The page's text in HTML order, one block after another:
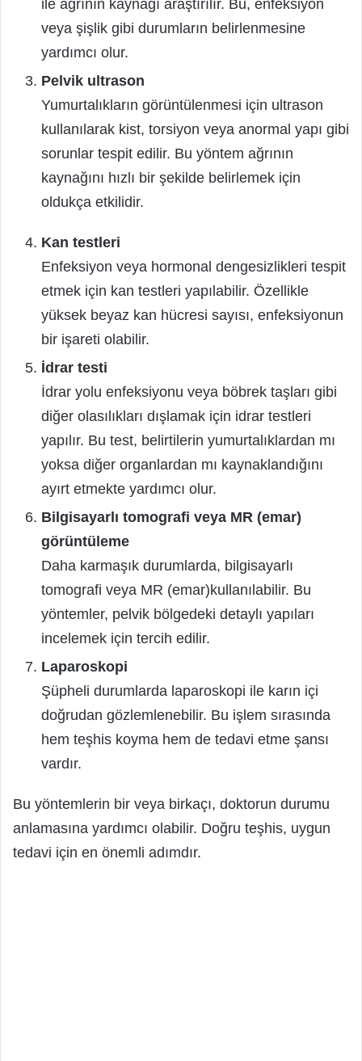
ile ağrının kaynağı araştırılır. Bu, enfeksiyon
veya şişlik gibi durumların belirlenmesine
yardımcı olur.
Pelvik ultrason
Yumurtalıkların görüntülenmesi için ultrason
kullanılarak kist, torsiyon veya anormal yapı gibi
sorunlar tespit edilir. Bu yöntem ağrının
kaynağını hızlı bir şekilde belirlemek için
oldukça etkilidir.
Kan testleri
Enfeksiyon veya hormonal dengesizlikleri tespit
etmek için kan testleri yapılabilir. Özellikle
yüksek beyaz kan hücresi sayısı, enfeksiyonun
bir işareti olabilir.
İdrar testi
İdrar yolu enfeksiyonu veya böbrek taşları gibi
diğer olasılıkları dışlamak için idrar testleri
yapılır. Bu test, belirtilerin yumurtalıklardan mı
yoksa diğer organlardan mı kaynaklandığını
ayırt etmekte yardımcı olur.
Bilgisayarlı tomografi veya MR (emar)
görüntüleme
Daha karmaşık durumlarda, bilgisayarlı
tomografi veya MR (emar)kullanılabilir. Bu
yöntemler, pelvik bölgedeki detaylı yapıları
incelemek için tercih edilir.
Laparoskopi
Şüpheli durumlarda laparoskopi ile karın içi
doğrudan gözlemlenebilir. Bu işlem sırasında
hem teşhis koyma hem de tedavi etme şansı
vardır.
Bu yöntemlerin bir veya birkaçı, doktorun durumu
anlamasına yardımcı olabilir. Doğru teşhis, uygun
tedavi için en önemli adımdır.